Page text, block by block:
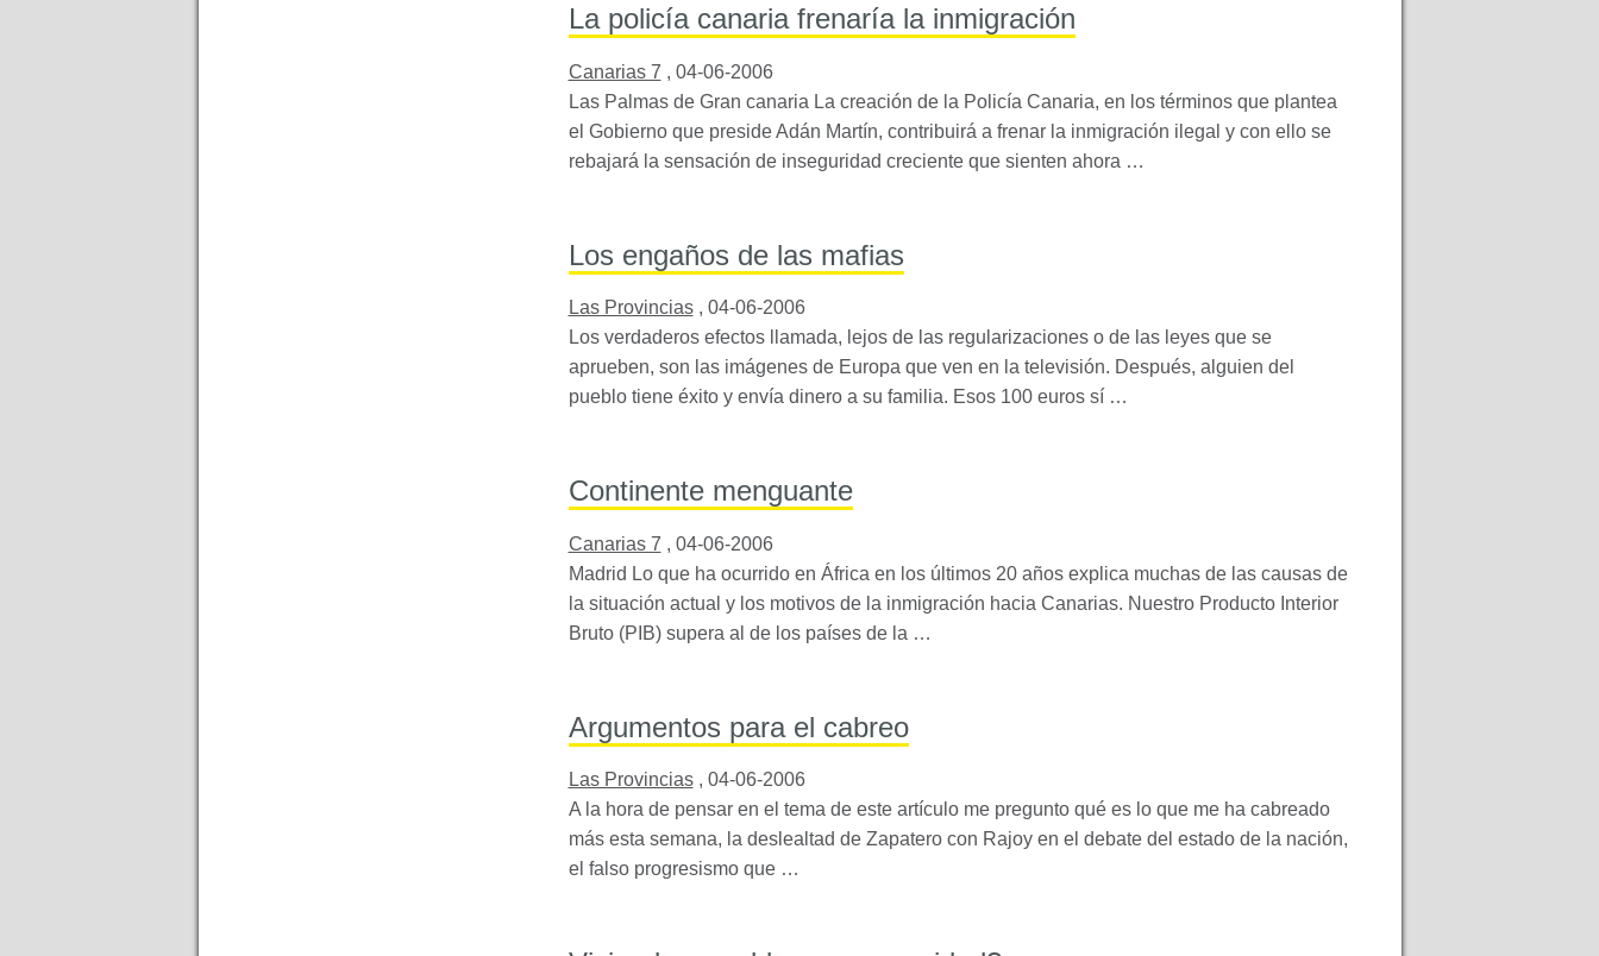
La policía canaria frenaría la inmigración
Canarias 7 , 04-06-2006
Las Palmas de Gran canaria La creación de la Policía Canaria, en los términos que plantea
el Gobierno que preside Adán Martín, contribuirá a frenar la inmigración ilegal y con ello se
rebajará la sensación de inseguridad creciente que sienten ahora …
Los engaños de las mafias
Las Provincias , 04-06-2006
Los verdaderos efectos llamada, lejos de las regularizaciones o de las leyes que se
aprueben, son las imágenes de Europa que ven en la televisión. Después, alguien del
pueblo tiene éxito y envía dinero a su familia. Esos 100 euros sí …
Continente menguante
Canarias 7 , 04-06-2006
Madrid Lo que ha ocurrido en África en los últimos 20 años explica muchas de las causas de
la situación actual y los motivos de la inmigración hacia Canarias. Nuestro Producto Interior
Bruto (PIB) supera al de los países de la …
Argumentos para el cabreo
Las Provincias , 04-06-2006
A la hora de pensar en el tema de este artículo me pregunto qué es lo que me ha cabreado
más esta semana, la deslealtad de Zapatero con Rajoy en el debate del estado de la nación,
el falso progresismo que …